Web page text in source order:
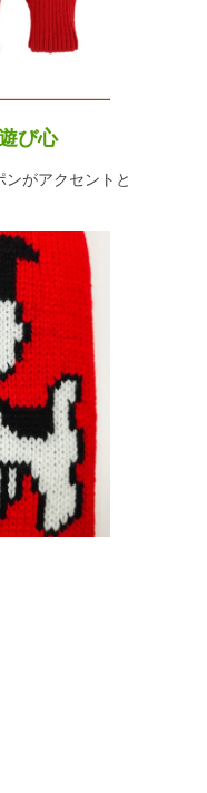
び心
ンがアクセントと